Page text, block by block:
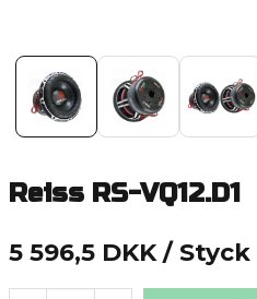
Reiss RS-VQ12.D1
5 596,5 DKK / Styck